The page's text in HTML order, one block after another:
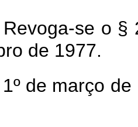
se o §
de 1977.
de março